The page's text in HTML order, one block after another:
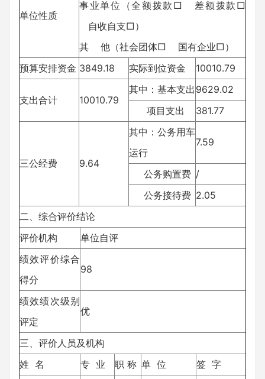
单位性质
事业单位（全额拨款□ 差额拨款□
自收自支□）
其 他（社会团体□ 国有企业□）
预算安排资金 3849.18 实际到位资金 10010.79
支出合计 10010.79
其中：基本支出 9629.02
项目支出
381.77
三公经费 9.64
其中：公务用车
运行
7.59
公务购置费 /
公务接待费 2.05
二、综合评价结论
评价机构
单位自评
绩效评价综合
得分
98
绩效绩次级别
评定
优
三、评价人员及机构
姓 名
专 业 职 称 单 位 签 字